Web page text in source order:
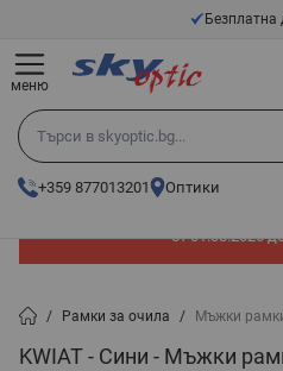
Прескачане към съдържанието
Безплатна доставка
Търси в skyoptic.bg...
+359 877013201 Оптики
меню
от 01.08.2026
/ Рамки за очила / Мъжки
KWIAT - Сини - Мъжки